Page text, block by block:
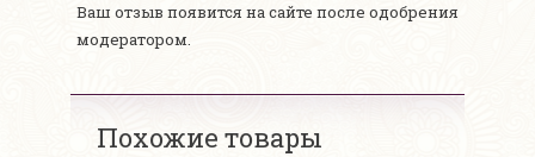
Ваш отзыв появится на сайте после одобрения
модератором.
Похожие товары